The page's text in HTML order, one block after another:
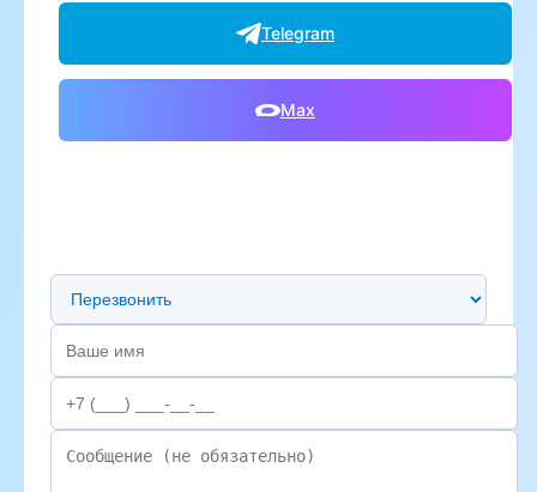
Telegram
Max
Предпочтительный способ связи